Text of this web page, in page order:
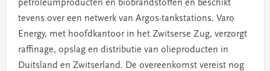
petroleumproducten en biobrandstoffen en beschikt
tevens over een netwerk van Argos-tankstations. Varo
Energy, met hoofdkantoor in het Zwitserse Zug, verzorgt
raffinage, opslag en distributie van olieproducten in
Duitsland en Zwitserland. De overeenkomst vereist nog